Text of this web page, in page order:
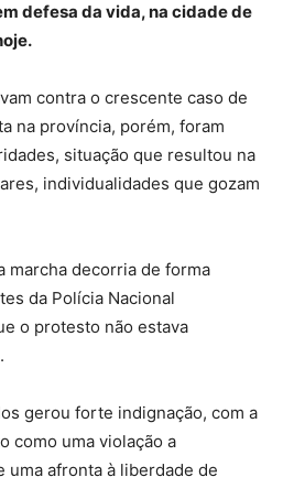
defesa da vida, na cidade de
contra o crescente caso de
na província, porém, foram
situação que resultou na
individualidades que gozam
marcha decorria de forma
da Polícia Nacional
o protesto não estava
gerou forte indignação, com a
como uma violação a
uma afronta à liberdade de